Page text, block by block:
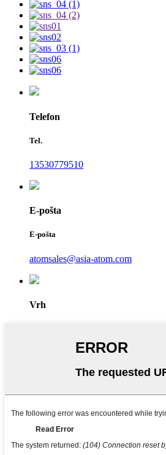
Telefon
Tel.
13530779510
E-pošta
E-pošta
atomsales@asia-atom.com
Vrh